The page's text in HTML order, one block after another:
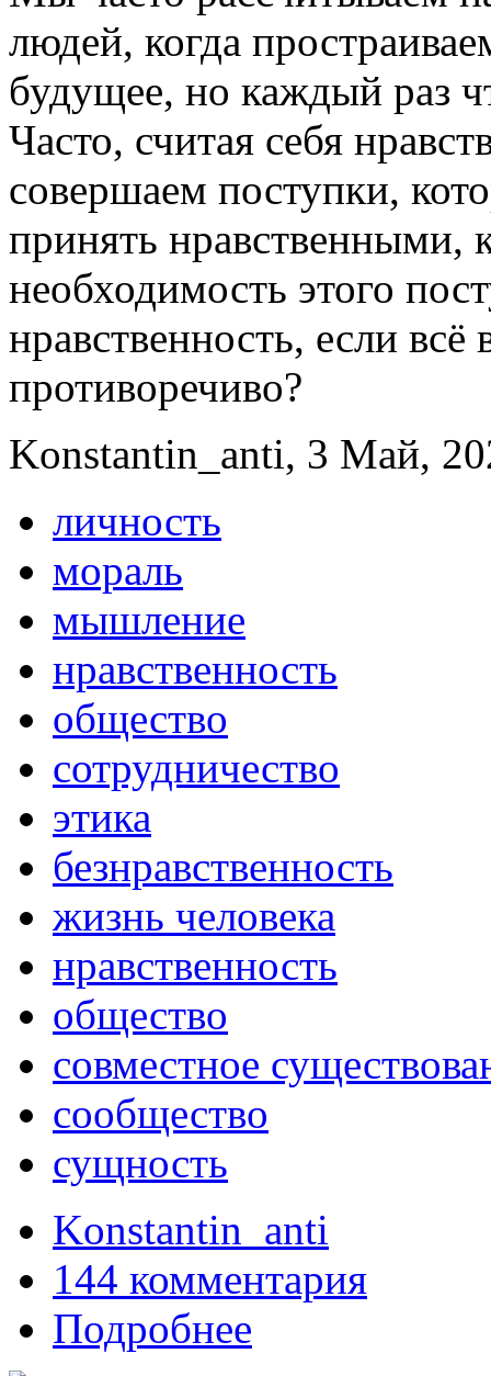
людей, когда
будущее, но каждый раз
Часто, считая себя
совершаем поступки,
принять
необходимость этого
нравственность, если
противоречиво?
Konstantin_anti, 3 Май,
личность
мораль
мышление
нравственность
общество
сотрудничество
этика
безнравственность
жизнь человека
нравственность
общество
совместное
сообщество
сущность
Konstantin_anti
144 комментария
Подробнее